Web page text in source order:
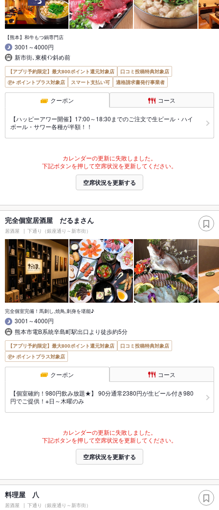
【熊本】和牛もつ鍋専門店
3001～4000円
新市街､東横ｲﾝ斜め前
【アプリ予約限定】最大800ポイント還元対象店
口コミ投稿特典対象店
ポイントプラス対象店
スマート支払い可 適格請求書発行事業者
クーポン コース
【ハッピーアワー開催】17:00～18:30までのご注文で生ビール・ハイ
ボール・サワー各種が半額！！
カレンダーの更新に失敗しました。
下記ボタンを押して空席状況を更新してください。
空席状況を更新する
完全個室居酒屋 だるまさん
居酒屋 下通り（銀座通り～新市街）
完全個室完備！馬刺し,焼鳥,刺身を堪能♪
3001～4000円
熊本市電B系統辛島町駅出口より徒歩約5分
【アプリ予約限定】最大800ポイント還元対象店
口コミ投稿特典対象店
ポイントプラス対象店
クーポン コース
【個室確約！980円飲み放題★】 90分通常2380円が生ビール付き980
円でご提供！※日～木曜のみ
カレンダーの更新に失敗しました。
下記ボタンを押して空席状況を更新してください。
空席状況を更新する
料理屋 八
居酒屋 下通り（銀座通り～新市街）